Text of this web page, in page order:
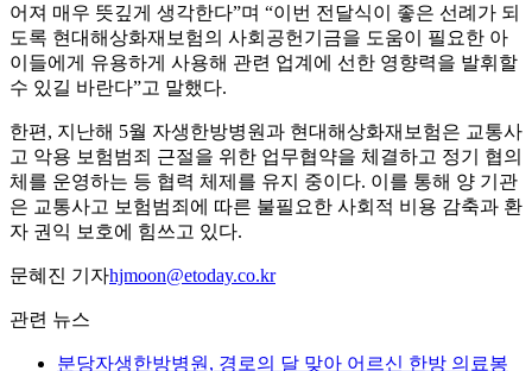
어져 매우 뜻깊게 생각한다”며 “이번 전달식이 좋은 선례가 되
도록 현대해상화재보험의 사회공헌기금을 도움이 필요한 아
이들에게 유용하게 사용해 관련 업계에 선한 영향력을 발휘할
수 있길 바란다”고 말했다.
한편, 지난해 5월 자생한방병원과 현대해상화재보험은 교통사
고 악용 보험범죄 근절을 위한 업무협약을 체결하고 정기 협의
체를 운영하는 등 협력 체제를 유지 중이다. 이를 통해 양 기관
은 교통사고 보험범죄에 따른 불필요한 사회적 비용 감축과 환
자 권익 보호에 힘쓰고 있다.
문혜진 기자hjmoon@etoday.co.kr
관련 뉴스
분당자생한방병원, 경로의 달 맞아 어르신 한방 의료봉